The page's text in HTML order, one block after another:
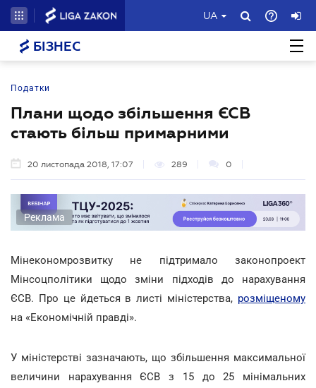
UA
БІЗНЕС
Податки
Плани щодо збільшення ЄСВ
стають більш примарними
20 листопада 2018, 17:07 289 0
Реклама
Мінекономрозвитку не підтримало законопроект
Мінсоцполітики щодо зміни підходів до нарахування
ЄСВ. Про це йдеться в листі міністерства, розміщеному
на «Економічній правді».
У міністерстві зазначають, що збільшення максимальної
величини нарахування ЄСВ з 15 до 25 мінімальних